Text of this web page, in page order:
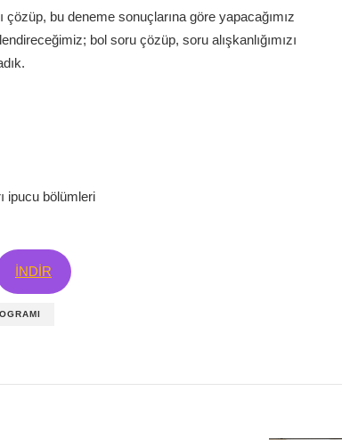
bu deneme sonuçlarına göre yapacağımız
bol soru çözüp, soru alışkanlığımızı
ipucu bölümleri
İNDİR